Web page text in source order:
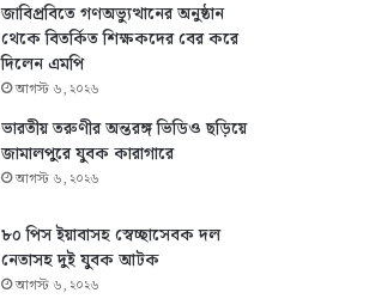
জাবিপ্রবিতে গণঅভ্যুত্থানের অনুষ্ঠান
থেকে বিতর্কিত শিক্ষকদের বের করে
দিলেন এমপি
আগস্ট ৬, ২০২৬
ভারতীয় তরুণীর অন্তরঙ্গ ভিডিও ছড়িয়ে
জামালপুরে যুবক কারাগারে
আগস্ট ৬, ২০২৬
৮০ পিস ইয়াবাসহ স্বেচ্ছাসেবক দল
নেতাসহ দুই যুবক আটক
আগস্ট ৬, ২০২৬